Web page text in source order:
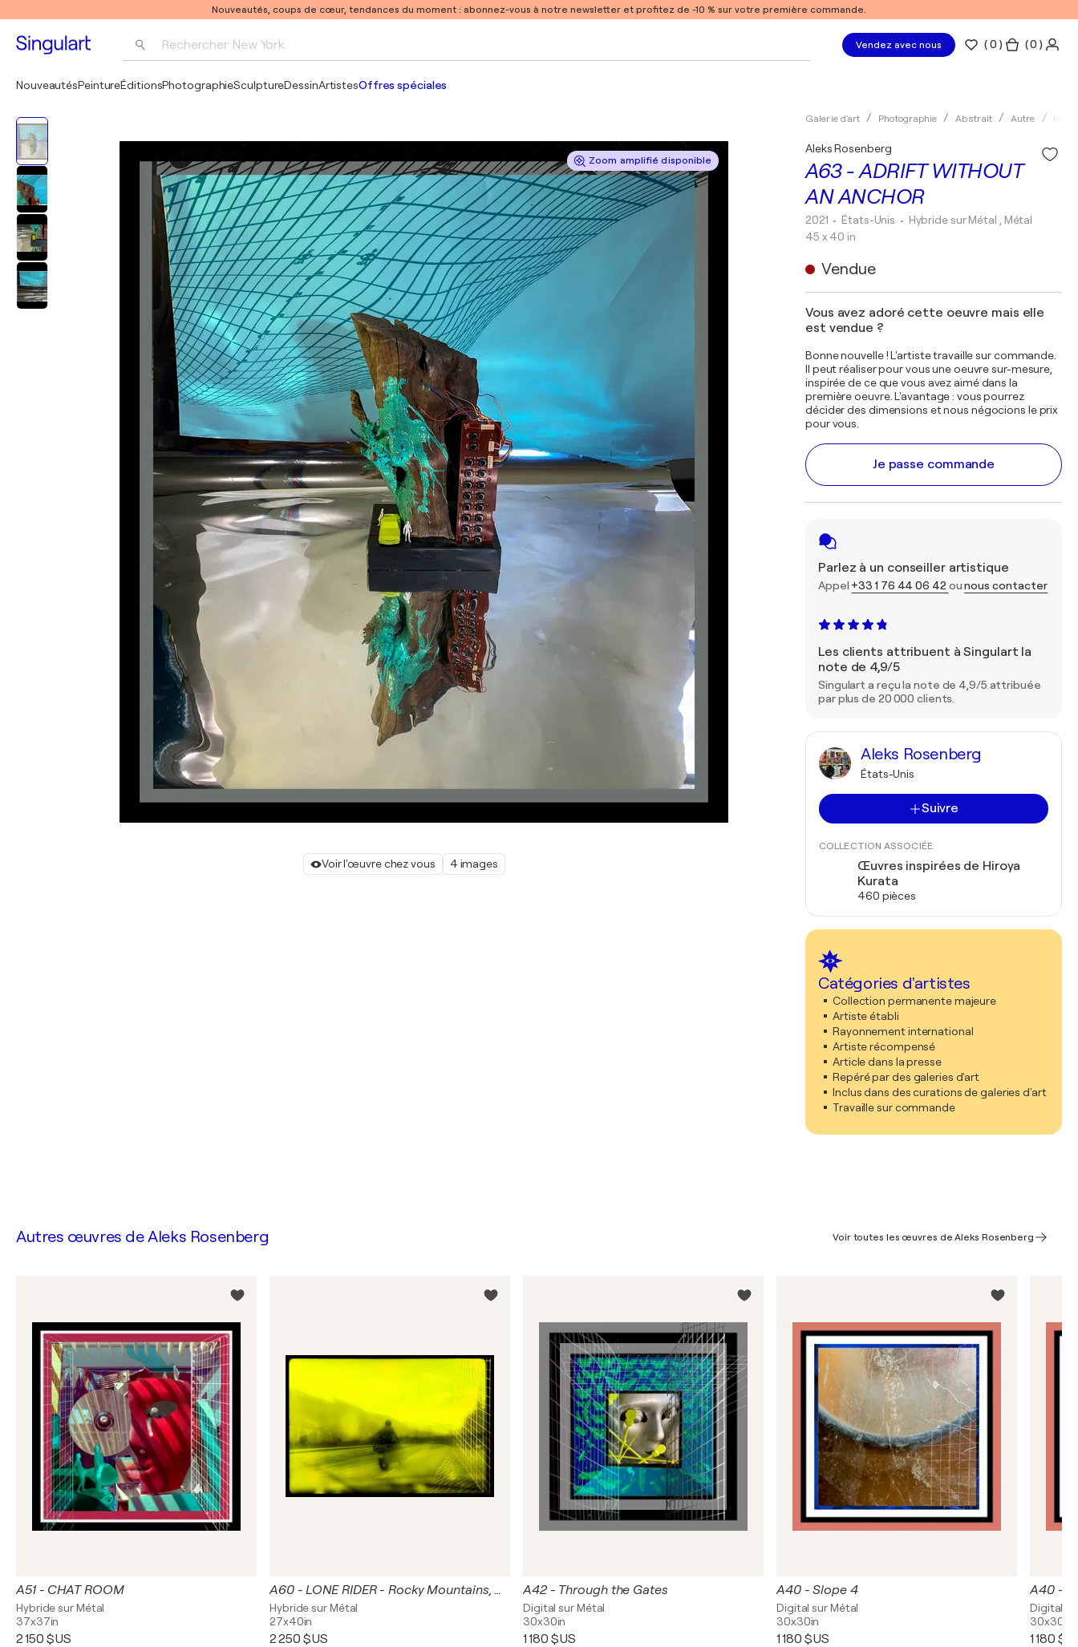
Nouveautés, coups de cœur, tendances du moment : abonnez-vous à notre newsletter et profitez de -10 % sur votre première commande.
Rechercher New York
Pablo Picasso
Vendez avec nous (0 ) ( 0 )
NouveautésPeintureÉditionsPhotographieSculptureDessinArtistesOffres spéciales
Zoom amplifié disponible
Voir l'œuvre chez vous 4 images
Galerie d'art Photographie Abstrait Autre
A63 - ADRIFT WITHOUT
AN ANCHOR
Aleks Rosenberg
2021 • États-Unis • Hybride sur Métal , Métal
45 x 40 in
Vendue
Vous avez adoré cette oeuvre mais elle
est vendue ?
Bonne nouvelle ! L'artiste travaille sur commande.
Il peut réaliser pour vous une oeuvre sur-mesure,
inspirée de ce que vous avez aimé dans la
première oeuvre. L'avantage : vous pourrez
décider des dimensions et nous négocions le prix
pour vous.
Je passe commande
Parlez à un conseiller artistique
Appel +33 1 76 44 06 42 ounous contacter
Les clients attribuent à Singulart la
note de 4,9/5
Singulart a reçu la note de 4,9/5 attribuée
par plus de 20 000 clients.
Aleks Rosenberg
États-Unis
Suivre
COLLECTION ASSOCIÉE
Œuvres inspirées de Hiroya
Kurata
460 pièces
Catégories d'artistes
Collection permanente majeure
Artiste établi
Rayonnement international
Artiste récompensé
Article dans la presse
Repéré par des galeries d'art
Inclus dans des curations de galeries d'art
Travaille sur commande
Autres œuvres deAleks Rosenberg Voir toutes les œuvres de Aleks Rosenberg
A51 - CHAT ROOM
Hybride sur Métal
37x37in
2 150 $US
A60 - LONE RIDER - Rocky Mountains, Canada
Hybride sur Métal
27x40in
2 250 $US
A42 - Through the Gates
Digital sur Métal
30x30in
1 180 $US
A40 - Slope 4
Digital sur Métal
30x30in
1 180 $US
A40 -
Digital
30x30in
1 180